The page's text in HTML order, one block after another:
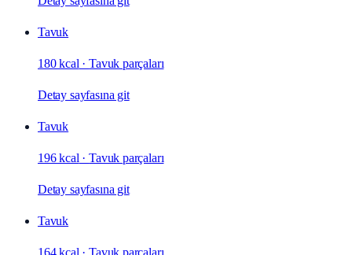
Tavuk
180 kcal ·Tavuk parçaları
Detay sayfasına git
Tavuk
196 kcal ·Tavuk parçaları
Detay sayfasına git
Tavuk
164 kcal ·Tavuk parçaları